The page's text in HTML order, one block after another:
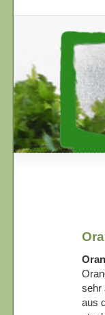
sehr
aus